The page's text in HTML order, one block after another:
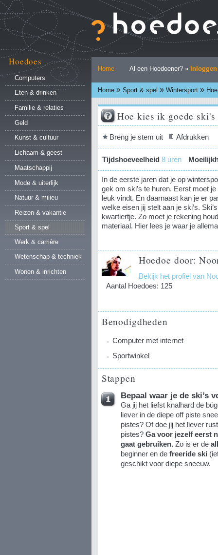
naar
inhoud.
Ga
naar
navigatie
Persoonlijke
hulpmiddelen
Home Al een Hoedoener? » Inloggen
Home » Sport & spel » Wintersport »
Hoedoes
Computers
Eten & drinken
Familie & relaties
Geld
Kunst & cultuur
Lichaam & geest
Maatschappij
Mode & uiterlijk
Natuur & milieu
Reizen & vakantie
Sport & spel
Werk & carrière
Wetenschap & techniek
Wonen & inrichten
Hoe kies ik goede ski's
Document
Breng je stem uit Afdrukken
Tijdshoeveelheid 8 uren
In de eerste jaren dat je op
gek om ski’s te huren. Eerst moet
leuk vindt. En daarnaast kan je er
welke eisen jij stelt aan je ski’s.
kwartiertje. Zo moet je rekening
materiaal. Hier lees je waar je
Hoedoe door:
Bekijk het profiel van
Aantal Hoedoes: 125
Benodigdheden
Computer met internet
Sportwinkel
Stappen
Bepaal waar je de ski’s
Ga jij het liefst knalhard de
liever in de diepe off piste
pistes? Of doe jij het liever
pistes? Ga voor jezelf eerst
gaat gebruiken.Zo is er de
beginner en de freeride ski
geschikt voor diepe sneeuw.